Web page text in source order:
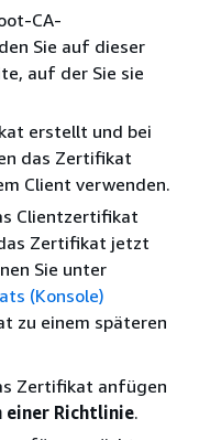
CA-
Sie auf dieser
auf der Sie sie
erstellt und bei
das Zertifikat
Client verwenden.
Clientzertifikat
Zertifikat jetzt
Sie unter
(Konsole)
zu einem späteren
Zertifikat anfügen
einer Richtlinie.